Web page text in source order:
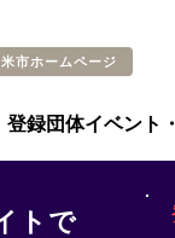
市ホームページ
登録団体イベント
トで